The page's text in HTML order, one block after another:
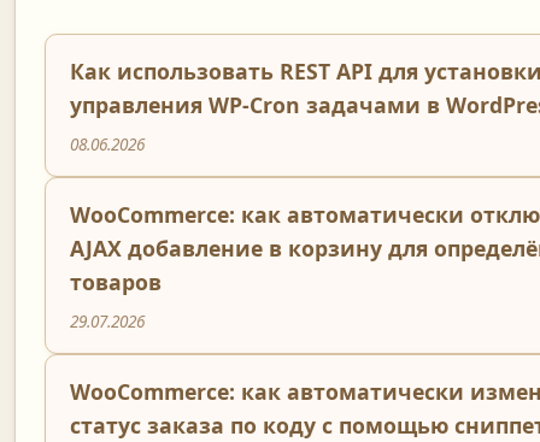
Как использовать REST API для
управления WP-Cron задачами в
08.06.2026
WooCommerce: как автоматически
AJAX добавление в корзину для
товаров
29.07.2026
WooCommerce: как автоматически
статус заказа по коду с помощью